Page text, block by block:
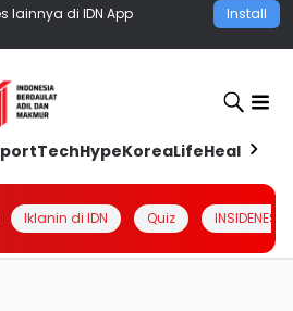
lainnya di IDN App Install
TechHypeKoreaLifeHealth
Iklanin di IDN Quiz INSIDENESIA